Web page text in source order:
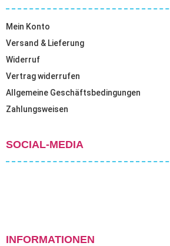
Mein Konto
Versand & Lieferung
Widerruf
Vertrag widerrufen
Allgemeine Geschäftsbedingungen
Zahlungsweisen
SOCIAL-MEDIA
INFORMATIONEN